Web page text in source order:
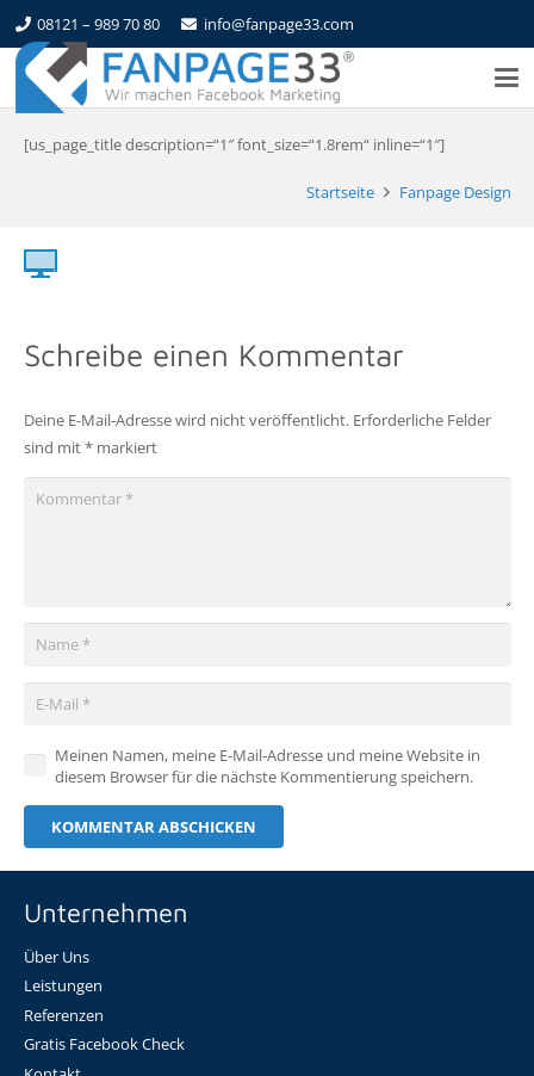
08121 – 989 70 80 info@fanpage33.com
[us_page_title description=“1″ font_size=“1.8rem“ inline=“1″]
Startseite Fanpage Design
Schreibe einen Kommentar
Deine E-Mail-Adresse wird nicht veröffentlicht. Erforderliche Felder
sind mit*markiert
Meinen Namen, meine E-Mail-Adresse und meine Website in
diesem Browser für die nächste Kommentierung speichern.
KOMMENTAR ABSCHICKEN
Unternehmen
Über Uns
Leistungen
Referenzen
Gratis Facebook Check